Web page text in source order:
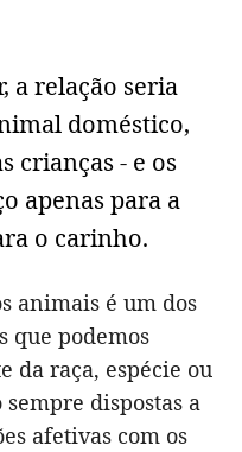
a relação seria
doméstico,
crianças - e os
apenas para a
o carinho.
animais é um dos
que podemos
da raça, espécie ou
dispostas a
afetivas com os